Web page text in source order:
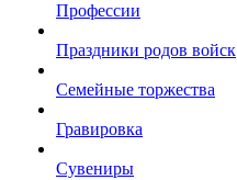
Профессии
Праздники родов войск
Семейные торжества
Гравировка
Сувениры